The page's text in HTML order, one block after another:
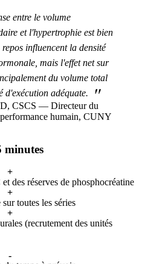
entre le volume
et l'hypertrophie est bien
influencent la densité
mais l'effet net sur
du volume total
d'exécution adéquate.
"
CSCS — Directeur du
humain, CUNY
minutes
+
des réserves de phosphocréatine
+
toutes les séries
+
(recrutement des unités
-